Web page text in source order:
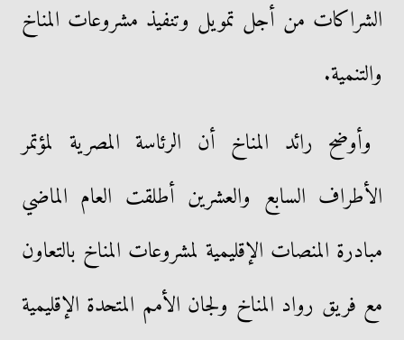
الشراكات من أجل تمويل وتنفيذ مشروعات المناخ
والتنمية.
وأوضح رائد المناخ أن الرئاسة المصرية لمؤتمر
الأطراف السابع والعشرين أطلقت العام الماضي
مبادرة المنصات الإقليمية لمشروعات المناخ بالتعاون
مع فريق رواد المناخ ولجان الأمم المتحدة الإقليمية